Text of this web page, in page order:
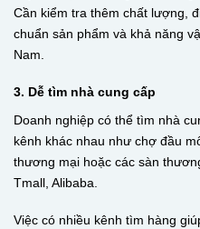
Cần kiểm tra thêm chất lượng,
chuẩn sản phẩm và khả năng
Nam.
3. Dễ tìm nhà cung cấp
Doanh nghiệp có thể tìm nhà
kênh khác nhau như chợ đầu
thương mại hoặc các sàn
Tmall, Alibaba.
Việc có nhiều kênh tìm hàng